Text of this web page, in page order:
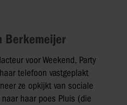
Berkemeijer
voor Weekend, Party
telefoon vastgeplakt
ze opkijkt van sociale
haar poes Pluis (die